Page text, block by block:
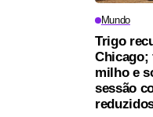
Mundo
Trigo
Chicago;
milho e
sessão